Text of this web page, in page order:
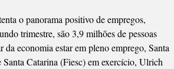
o panorama positivo de empregos,
trimestre, são 3,9 milhões de pessoas
economia estar em pleno emprego, Santa
Santa Catarina (Fiesc) em exercício, Ulrich